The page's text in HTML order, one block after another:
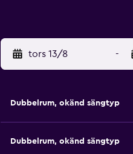
tors 13/8 -
Dubbelrum, okänd sängtyp
Dubbelrum, okänd sängtyp